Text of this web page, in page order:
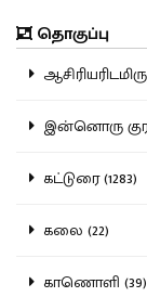
தொகுப்பு
இன்னொரு
கட்டுரை (1283)
கலை (22)
காணொளி (39)